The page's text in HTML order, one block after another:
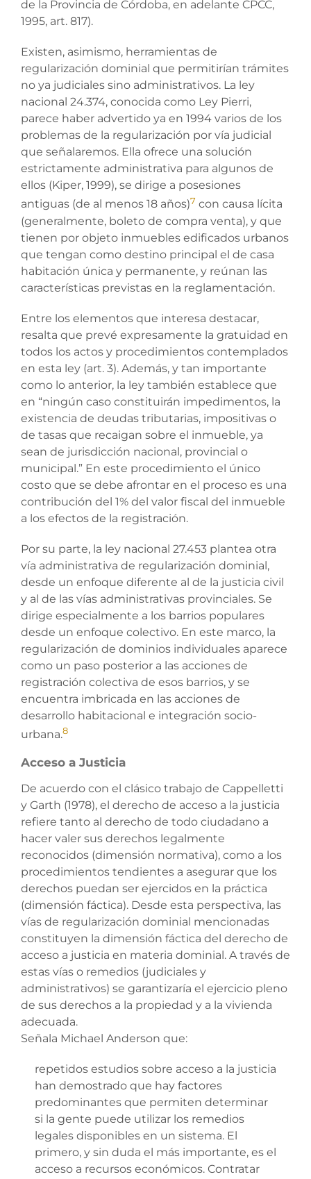
de la Provincia de Córdoba, en adelante CPCC,
1995, art. 817).
Existen, asimismo, herramientas de
regularización dominial que permitirían trámites
no ya judiciales sino administrativos. La ley
nacional 24.374, conocida como Ley Pierri,
parece haber advertido ya en 1994 varios de los
problemas de la regularización por vía judicial
que señalaremos. Ella ofrece una solución
estrictamente administrativa para algunos de
ellos (Kiper, 1999), se dirige a posesiones
antiguas (de al menos 18 años)7 con causa lícita
(generalmente, boleto de compra venta), y que
tienen por objeto inmuebles edificados urbanos
que tengan como destino principal el de casa
habitación única y permanente, y reúnan las
características previstas en la reglamentación.
Entre los elementos que interesa destacar,
resalta que prevé expresamente la gratuidad en
todos los actos y procedimientos contemplados
en esta ley (art. 3). Además, y tan importante
como lo anterior, la ley también establece que
en “ningún caso constituirán impedimentos, la
existencia de deudas tributarias, impositivas o
de tasas que recaigan sobre el inmueble, ya
sean de jurisdicción nacional, provincial o
municipal.” En este procedimiento el único
costo que se debe afrontar en el proceso es una
contribución del 1% del valor fiscal del inmueble
a los efectos de la registración.
Por su parte, la ley nacional 27.453 plantea otra
vía administrativa de regularización dominial,
desde un enfoque diferente al de la justicia civil
y al de las vías administrativas provinciales. Se
dirige especialmente a los barrios populares
desde un enfoque colectivo. En este marco, la
regularización de dominios individuales aparece
como un paso posterior a las acciones de
registración colectiva de esos barrios, y se
encuentra imbricada en las acciones de
desarrollo habitacional e integración socio-
urbana.8
Acceso a Justicia
De acuerdo con el clásico trabajo de Cappelletti
y Garth (1978), el derecho de acceso a la justicia
refiere tanto al derecho de todo ciudadano a
hacer valer sus derechos legalmente
reconocidos (dimensión normativa), como a los
procedimientos tendientes a asegurar que los
derechos puedan ser ejercidos en la práctica
(dimensión fáctica). Desde esta perspectiva, las
vías de regularización dominial mencionadas
constituyen la dimensión fáctica del derecho de
acceso a justicia en materia dominial. A través de
estas vías o remedios (judiciales y
administrativos) se garantizaría el ejercicio pleno
de sus derechos a la propiedad y a la vivienda
adecuada.
Señala Michael Anderson que:
repetidos estudios sobre acceso a la justicia
han demostrado que hay factores
predominantes que permiten determinar
si la gente puede utilizar los remedios
legales disponibles en un sistema. El
primero, y sin duda el más importante, es el
acceso a recursos económicos. Contratar